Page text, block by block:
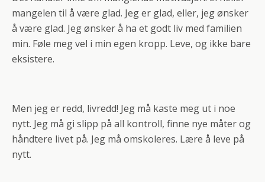
mangelen til å være glad. Jeg er glad, eller, jeg ønsker
å være glad. Jeg ønsker å ha et godt liv med familien
min. Føle meg vel i min egen kropp. Leve, og ikke bare
eksistere.
Men jeg er redd, livredd! Jeg må kaste meg ut i noe
nytt. Jeg må gi slipp på all kontroll, finne nye måter og
håndtere livet på. Jeg må omskoleres. Lære å leve på
nytt.